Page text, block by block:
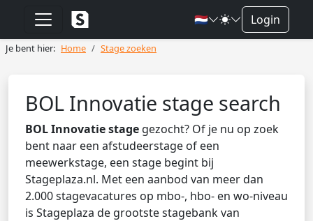
🇳🇱 Login
Je bent hier: Home Stage zoeken
BOL Innovatie stage search
BOL Innovatie stage gezocht? Of je nu op zoek
bent naar een afstudeerstage of een
meewerkstage, een stage begint bij
Stageplaza.nl. Met een aanbod van meer dan
2.000 stagevacatures op mbo-, hbo- en wo-niveau
is Stageplaza de grootste stagebank van